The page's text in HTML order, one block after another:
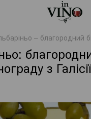
– благородний
з Галісії